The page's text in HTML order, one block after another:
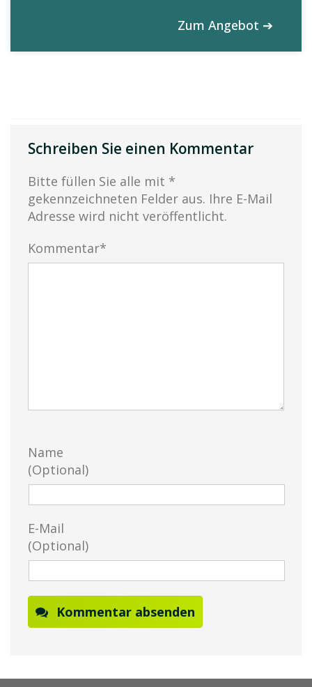
Zum Angebot ➔
Schreiben Sie einen Kommentar
Bitte füllen Sie alle mit *
gekennzeichneten Felder aus. Ihre E-Mail
Adresse wird nicht veröffentlicht.
Kommentar*
Name
(Optional)
E-Mail
(Optional)
Kommentar absenden